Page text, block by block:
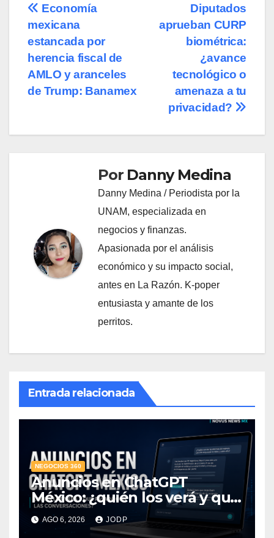
Navegación
de
entradas
Diputados
aprueban CURP
biométrica:
¿avance
tecnológico o
amenaza a tu
privacidad?
Economía
mexicana
estancada por
herencia fiscal de
AMLO y aranceles
de Trump: Banamex
Por Danny Medina
Danny Medina / Periodista por la
UNAM, especializada en
negocios y finanzas.
Apasionada por el análisis
económico y su impacto social,
antes en La Razón. K-poper
entusiasta y amante de los
perritos.
Entrada relacionada
NEGOCIOS 360
Anuncios en ChatGPT
México: ¿quién los verá y qué
pasará con las
conversaciones?
AGO 6, 2026 JODP